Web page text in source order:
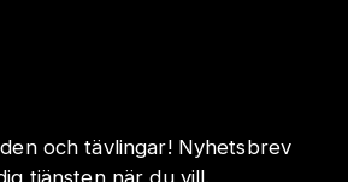
och tävlingar! Nyhetsbrev
tjänsten när du vill.